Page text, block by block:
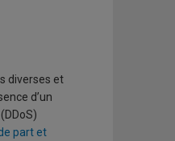
diverses et
d’un
part et